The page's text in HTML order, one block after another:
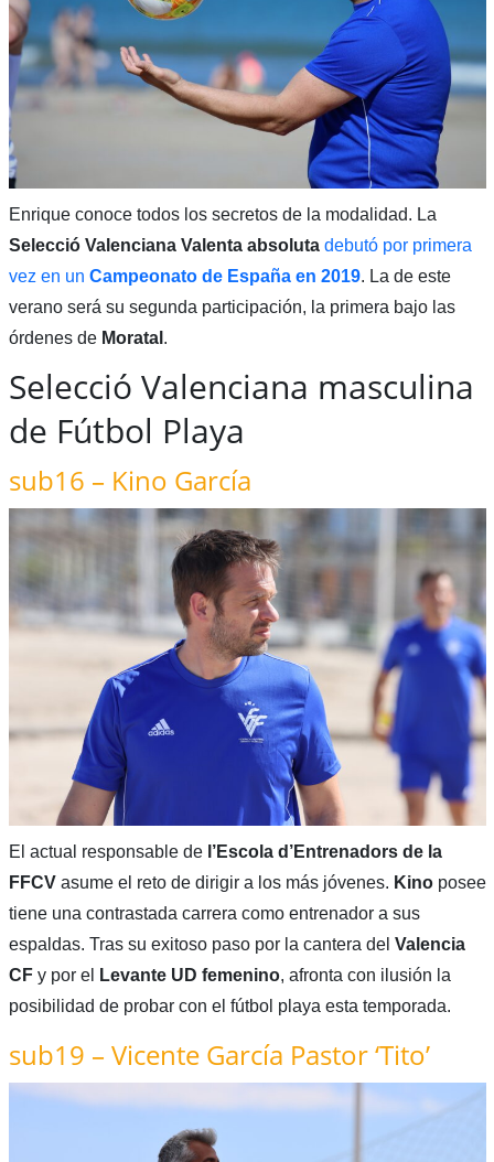
Enrique conoce todos los secretos de la modalidad. La
Selecció Valenciana Valenta absoluta debutó por primera
vez en un Campeonato de España en 2019. La de este
verano será su segunda participación, la primera bajo las
órdenes deMoratal .
Selecció Valenciana masculina
de Fútbol Playa
sub16 – Kino García
El actual responsable del’Escola d’Entrenadors de la
FFCVasume el reto de dirigir a los más jóvenes. Kinoposee
tiene una contrastada carrera como entrenador a sus
espaldas. Tras su exitoso paso por la cantera del Valencia
CFy por el Levante UD femenino, afronta con ilusión la
posibilidad de probar con el fútbol playa esta temporada.
sub19 – Vicente García Pastor ‘Tito’